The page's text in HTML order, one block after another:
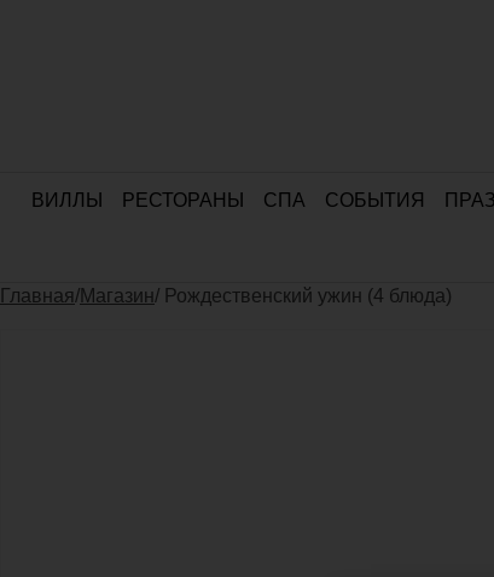
ВИЛЛЫ РЕСТОРАНЫ СПА СОБЫТИЯ
Главная/Магазин/ Рождественский ужин (4 блюда)